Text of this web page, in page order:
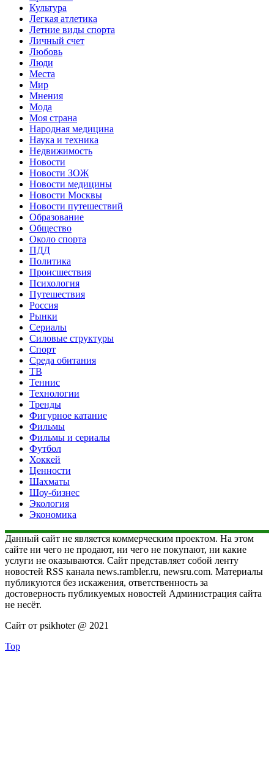
Культура
Легкая атлетика
Летние виды спорта
Личный счет
Любовь
Люди
Места
Мир
Мнения
Мода
Моя страна
Народная медицина
Наука и техника
Недвижимость
Новости
Новости ЗОЖ
Новости медицины
Новости Москвы
Новости путешествий
Образование
Общество
Около спорта
ПДД
Политика
Происшествия
Психология
Путешествия
Россия
Рынки
Сериалы
Силовые структуры
Спорт
Среда обитания
ТВ
Теннис
Технологии
Тренды
Фигурное катание
Фильмы
Фильмы и сериалы
Футбол
Хоккей
Ценности
Шахматы
Шоу-бизнес
Экология
Экономика
Данный сайт не является коммерческим проектом. На этом
сайте ни чего не продают, ни чего не покупают, ни какие
услуги не оказываются. Сайт представляет собой ленту
новостей RSS канала news.rambler.ru, newsru.com. Материалы
публикуются без искажения, ответственность за
достоверность публикуемых новостей Администрация сайта
не несёт.
Сайт от psikhoter @ 2021
Top